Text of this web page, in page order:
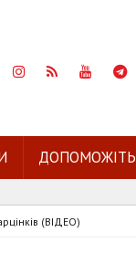
ДОПОМОЖІТЬ
(ВІДЕО)